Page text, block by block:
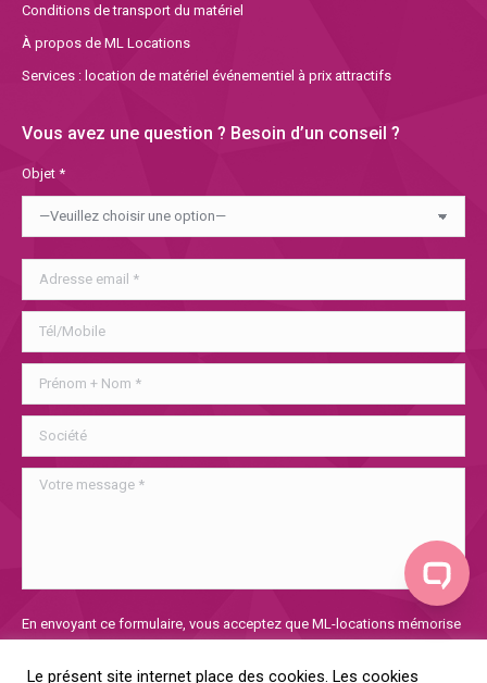
Conditions de transport du matériel
À propos de ML Locations
Services : location de matériel événementiel à prix attractifs
Vous avez une question ? Besoin d’un conseil ?
Objet *
laisser
champ
En envoyant ce formulaire, vous acceptez que ML-locations mémorise
vous voulez en savoir plus sur notre politique de confidentialité, vous
Le présent site internet place des cookies. Les cookies